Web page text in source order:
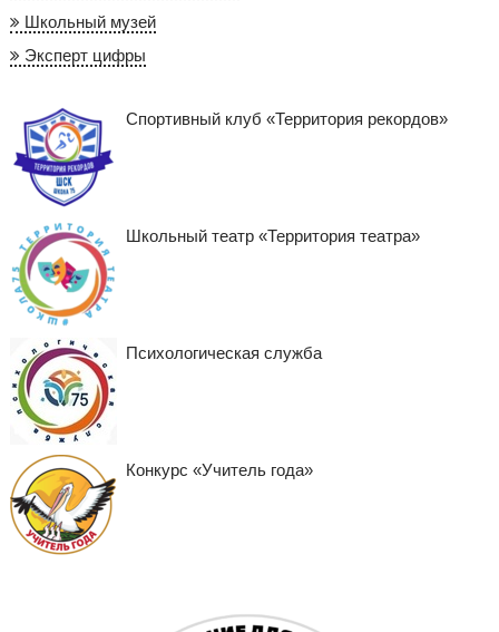
Школьный музей
Эксперт цифры
Спортивный клуб «Территория рекордов»
Школьный театр «Территория театра»
Психологическая служба
Конкурс «Учитель года»